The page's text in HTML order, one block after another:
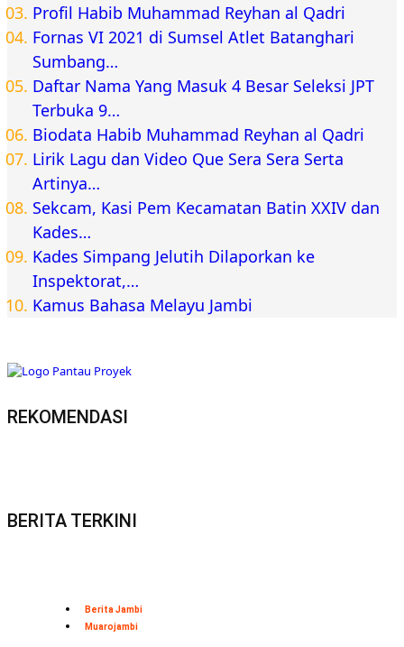
Profil Habib Muhammad Reyhan al Qadri
Fornas VI 2021 di Sumsel Atlet Batanghari
Sumbang…
Daftar Nama Yang Masuk 4 Besar Seleksi JPT
Terbuka 9…
Biodata Habib Muhammad Reyhan al Qadri
Lirik Lagu dan Video Que Sera Sera Serta
Artinya…
Sekcam, Kasi Pem Kecamatan Batin XXIV dan
Kades…
Kades Simpang Jelutih Dilaporkan ke
Inspektorat,…
Kamus Bahasa Melayu Jambi
REKOMENDASI
BERITA TERKINI
Berita Jambi
Muarojambi